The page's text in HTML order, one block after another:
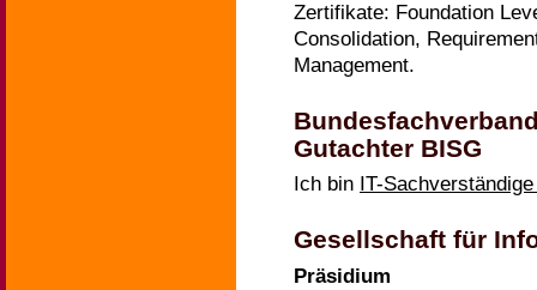
Zertifikate: Foundation
Consolidation,
Management.
Gutachter BISG
Ich bin IT-
Gesellschaft für
Präsidium